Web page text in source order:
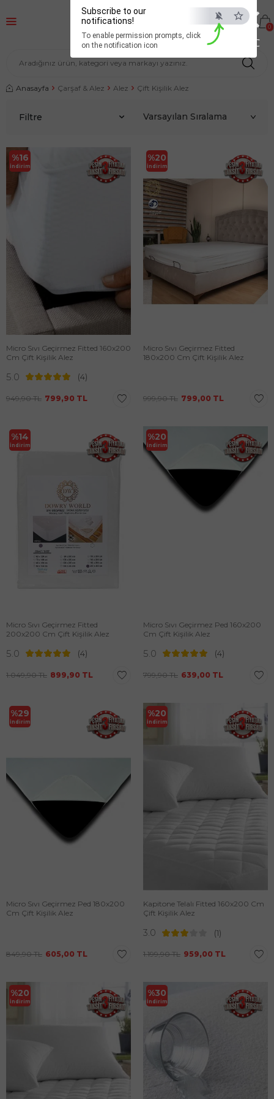
×
ESC
Subscribe to our
notifications!
To enable permission prompts, click
on the notification icon
0
Anasayfa Çarşaf & Alez Alez Çift Kişilik Alez
Filtre
%16
İndirim
Micro Sıvı Geçirmez Fitted 160x200
Cm Çift Kişilik Alez
5.0 (4)
949,90TL 799,90 TL
%20
İndirim
Micro Sıvı Geçirmez Fitted
180x200 Cm Çift Kişilik Alez
999,90TL 799,00 TL
%14
İndirim
Micro Sıvı Geçirmez Fitted
200x200 Cm Çift Kişilik Alez
5.0 (4)
1.049,90TL 899,90 TL
%20
İndirim
Micro Sıvı Geçirmez Ped 160x200
Cm Çift Kişilik Alez
5.0 (4)
799,90TL 639,00 TL
%29
İndirim
Micro Sıvı Geçirmez Ped 180x200
Cm Çift Kişilik Alez
849,90TL 605,00 TL
%20
İndirim
Kapitone Telalı Fitted 160x200 Cm
Çift Kişilik Alez
3.0 (1)
1.199,90TL 959,00 TL
%20
İndirim
%30
İndirim